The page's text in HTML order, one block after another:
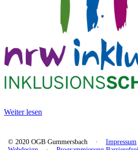
Weiter lesen
© 2020 OGB Gummersbach · Impressum